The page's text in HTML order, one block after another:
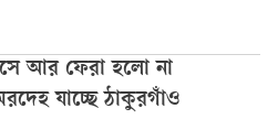
আর ফেরা হলো না
যাচ্ছে ঠাকুরগাঁও